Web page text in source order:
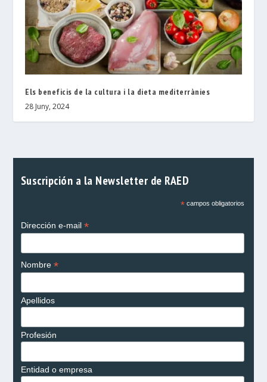
Els beneficis de la cultura i la dieta mediterrànies
28 Juny, 2024
Suscripción a la Newsletter de RAED
*campos obligatorios
Dirección e-mail *
Nombre *
Apellidos
Profesión
Entidad o empresa